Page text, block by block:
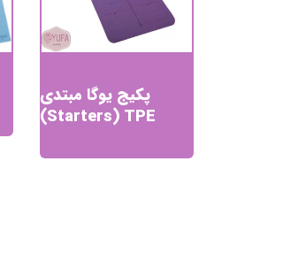
پکیج یوگا مبتدی
Starters) TPE)